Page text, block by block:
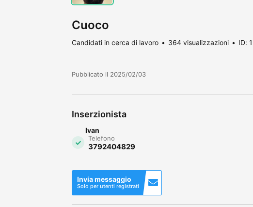
Cuoco
Candidati in cerca di lavoro 364 visualizzazioni ID:
Pubblicato il 2025/02/03
Inserzionista
Ivan
Telefono
3792404829
Invia messaggio
Solo per utenti registrati